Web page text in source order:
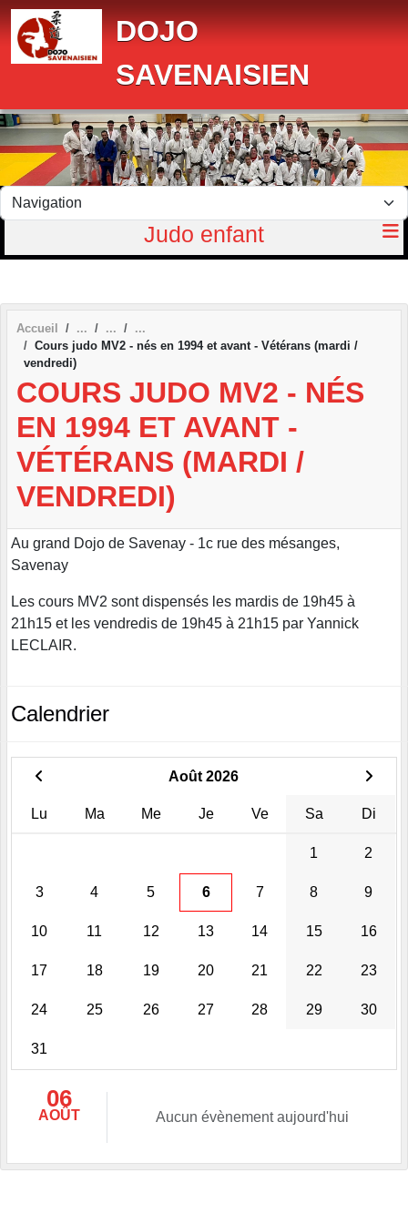
DOJO
SAVENAISIEN
Judo enfant
Accueil
Cours judo MV2 - nés en 1994 et avant - Vétérans (mardi /
vendredi)
COURS JUDO MV2 - NÉS
EN 1994 ET AVANT -
VÉTÉRANS (MARDI /
VENDREDI)
Au grand Dojo de Savenay - 1c rue des mésanges,
Savenay
Les cours MV2 sont dispensés les mardis de 19h45 à
21h15 et les vendredis de 19h45 à 21h15 par Yannick
LECLAIR.
Calendrier
Août 2026
Lu Ma Me Je Ve Sa Di
1 2
3 4 5 6 7 8 9
10 11 12 13 14 15 16
17 18 19 20 21 22 23
24 25 26 27 28 29 30
31
06
AOÛT Aucun évènement aujourd'hui
Panneau de gestion des cookies